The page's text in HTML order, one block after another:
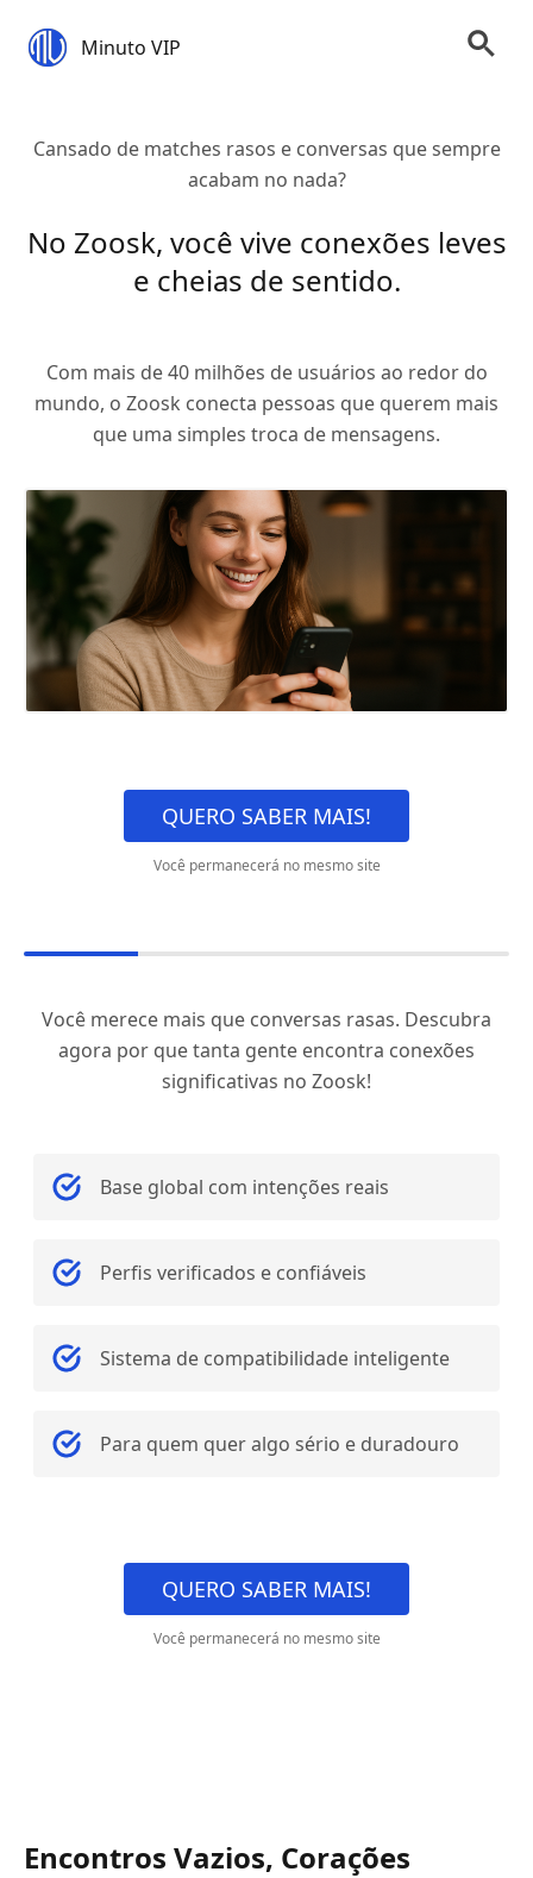
Minuto VIP
Cansado de matches rasos e conversas que sempre
acabam no nada?
No Zoosk, você vive conexões leves
e cheias de sentido.
Com mais de 40 milhões de usuários ao redor do
mundo, o Zoosk conecta pessoas que querem mais
que uma simples troca de mensagens.
QUERO SABER MAIS!
Você permanecerá no mesmo site
Você merece mais que conversas rasas. Descubra
agora por que tanta gente encontra conexões
significativas no Zoosk!
Base global com intenções reais
Perfis verificados e confiáveis
Sistema de compatibilidade inteligente
Para quem quer algo sério e duradouro
QUERO SABER MAIS!
Você permanecerá no mesmo site
Encontros Vazios, Corações